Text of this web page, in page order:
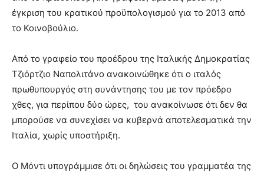
έγκριση του κρατικού προϋπολογισμού για το 2013 από
το Κοινοβούλιο.
Από το γραφείο του προέδρου της Ιταλικής Δημοκρατίας
Τζιόρτζιο Ναπολιτάνο ανακοινώθηκε ότι ο ιταλός
πρωθυπουργός στη συνάντησης του με τον πρόεδρο
χθες, για περίπου δύο ώρες, του ανακοίνωσε ότι δεν θα
μπορούσε να συνεχίσει να κυβερνά αποτελεσματικά την
Ιταλία, χωρίς υποστήριξη.
Ο Μόντι υπογράμμισε ότι οι δηλώσεις του γραμματέα της